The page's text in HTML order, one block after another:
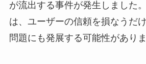
が流出する事件が発生しました
は、ユーザーの信頼を損なうだ
問題にも発展する可能性がありま